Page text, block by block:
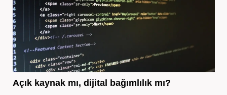
Açık kaynak mı, dijital bağımlılık mı?